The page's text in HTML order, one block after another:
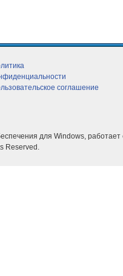
соглашение
для Windows, работает
Reserved.